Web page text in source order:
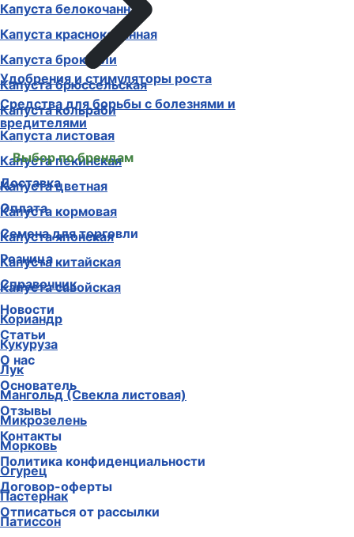
Капуста белокочанная
Капуста краснокочанная
Капуста брокколи
Капуста брюссельская
Капуста кольраби
Капуста листовая
Капуста пекинская
Капуста цветная
Капуста кормовая
Капуста японская
Капуста китайская
Капуста савойская
Кориандр
Кукуруза
Лук
Мангольд (Свекла листовая)
Микрозелень
Морковь
Огурец
Пастернак
Патиссон
Удобрения и стимуляторы роста
Средства для борьбы с болезнями и
вредителями
Выбор по брендам
Доставка
Оплата
Семена для торговли
Розница
Справочник
Новости
Статьи
О нас
Основатель
Отзывы
Контакты
Политика конфиденциальности
Договор-оферты
Отписаться от рассылки